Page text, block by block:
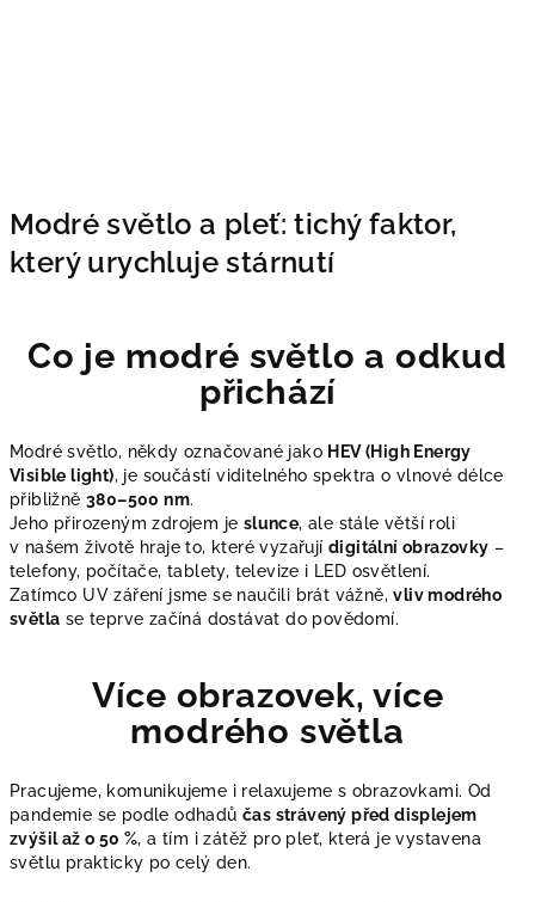
Modré světlo a pleť: tichý faktor,
který urychluje stárnutí
Co je modré světlo a odkud
přichází
Modré světlo, někdy označované jako HEV (High Energy
Visible light), je součástí viditelného spektra o vlnové délce
přibližně 380–500 nm.
Jeho přirozeným zdrojem je slunce, ale stále větší roli
v našem životě hraje to, které vyzařují digitální obrazovky –
telefony, počítače, tablety, televize i LED osvětlení.
Zatímco UV záření jsme se naučili brát vážně, vliv modrého
světla se teprve začíná dostávat do povědomí.
Více obrazovek, více
modrého světla
Pracujeme, komunikujeme i relaxujeme s obrazovkami. Od
pandemie se podle odhadů čas strávený před displejem
zvýšil až o 50 %, a tím i zátěž pro pleť, která je vystavena
světlu prakticky po celý den.